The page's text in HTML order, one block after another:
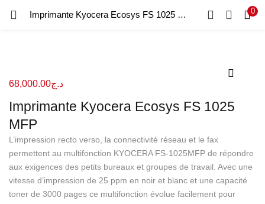
Imprimante Kyocera Ecosys FS 1025 MFP 0
Recherche
CONNEXION
Se souvenir de moi
Connexion
Imprimante Kyocera Ecosys FS 1025
MFP
د.ج68,000.00
L’impression recto verso, la connectivité réseau et le fax
permettent au multifonction KYOCERA FS-1025MFP de répondre
aux exigences des petits bureaux et groupes de travail. Avec une
vitesse d’impression de 25 ppm en noir et blanc et une capacité
toner de 3000 pages ce multifonction évolue facilement pour